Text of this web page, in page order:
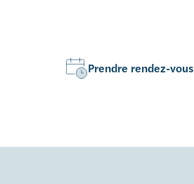
Prendre rendez-vous